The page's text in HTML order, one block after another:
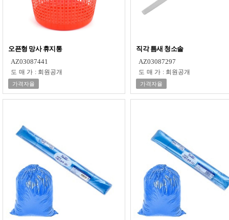
오픈형 망사 휴지통
AZ03087441
도매가 : 회원공개
가격자율
직각 틈새 청소솔
AZ03087297
도매가 : 회원공개
가격자율